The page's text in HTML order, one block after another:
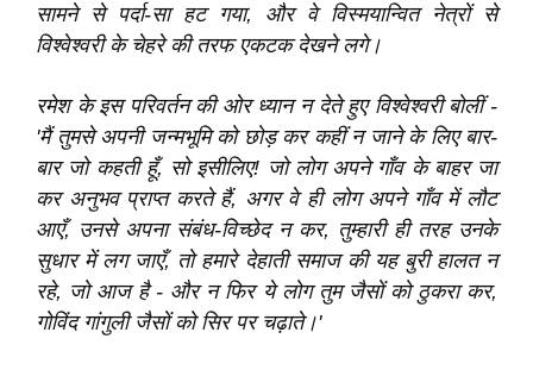
सामने से पर्दा-सा हट गया, और वे विस्मयान्वित नेत्रों से
विश्‍वेश्‍वरी के चेहरे की तरफ एकटक देखने लगे।
रमेश के इस परिवर्तन की ओर ध्यान न देते हुए विश्‍वेश्‍वरी बोलीं -
'मैं तुमसे अपनी जन्मभूमि को छोड़ कर कहीं न जाने के लिए बार-
बार जो कहती हूँ, सो इसीलिए! जो लोग अपने गाँव के बाहर जा
कर अनुभव प्राप्त करते हैं, अगर वे ही लोग अपने गाँव में लौट
आएँ, उनसे अपना संबंध-विच्छेद न कर, तुम्हारी ही तरह उनके
सुधार में लग जाएँ, तो हमारे देहाती समाज की यह बुरी हालत न
रहे, जो आज है - और न फिर ये लोग तुम जैसों को ठुकरा कर,
गोविंद गांगुली जैसों को सिर पर चढ़ाते।'